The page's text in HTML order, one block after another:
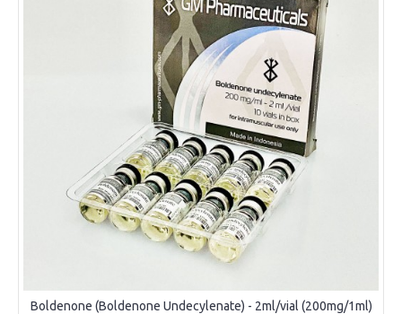
Boldenone (Boldenone Undecylenate) - 2ml/vial (200mg/1ml)